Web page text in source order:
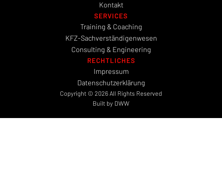
Kontakt
SERVICES
Training & Coaching
KFZ-Sachverständigenwesen
Consulting & Engineering
RECHTLICHES
Impressum
Datenschutzerklärung
Copyright © 2026 All Rights Reserved
Built by DWW– öffnet in neuem Tab